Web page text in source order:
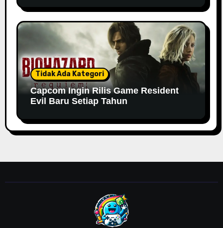
Tidak Ada Kategori
Capcom Ingin Rilis Game Resident
Evil Baru Setiap Tahun